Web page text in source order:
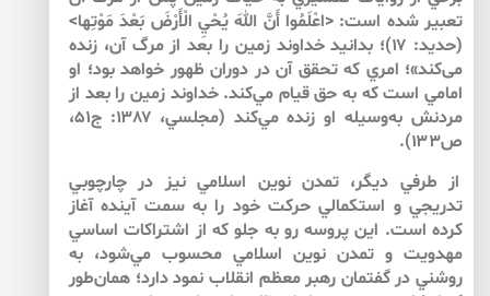
تعبير شده است:‌ <اعْلَمُوا أَنَّ اللهَ يُحْيِ الْأَرْضَ بَعْدَ مَوْتِها>
(حديد: ۱۷)؛ بدانيد خداوند زمين را بعد از مرگ آن، زنده
مى‌‌كند»؛ امري كه تحقق آن در دوران ظهور خواهد بود؛ او
امامي است كه به حق قيام مي‌كند. خداوند زمين را بعد از
مردنش به‌وسيله‌ او زنده مي‌كند (مجلسي، ۱۳۸۷: ج۵۱،
ص۱۳۳).
از طرفي ديگر، تمدن نوين اسلامي نيز در چارچوبي
تدريجي و استكمالي حركت خود را به سمت آينده آغاز
كرده است. اين پروسه رو به جلو كه از اشتراكات اساسي
مهدويت و تمدن نوين اسلامي محسوب مي‌‌شود، به
روشني در گفتمان رهبر معظم انقلاب نمود دارد؛ همان‌طور